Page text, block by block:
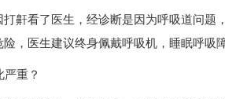
看了医生，经诊断是因为呼吸道问题
，医生建议终身佩戴呼吸机，睡眠呼吸
重？